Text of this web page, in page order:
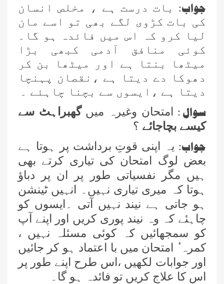
جواب: بات درست ہے ، مخلص انسان
کی بات کڑوی لگے بھی تو اسے مان
لیا کرو کہ اس میں فائدہ ہو گا۔
کوئی منافق آدمی کبھی بڑا
میٹھا بنتا ہے اور میٹھا بن کر
دھوکا دے دیتا ہے ،نقصان پہنچا
دیتا ہے ،ایسوں سے بچنا چاہئے ۔
سوال : امتحان وغیرہ میںگھبراہٹ سے
کیسے بچاجائے ؟
جواب: یہ اپنی قوتِ برداشت پر ہوتا ہے
بعض لوگ امتحان کی تیاری کرتے بھی
ہیں مگر نفسیاتی طور پر ان پر دباؤ
ہوتا کہ میری تیاری نہیں۔ انہیں ٹینشن
ہو جاتی ہے نیند نہیں آتی ۔ایسوں کو
چاہئے کہ وہ نیند پوری کریں اور اپنے آپ
کو سمجھائیں کہ کوئی مسئلہ نہیں ،
کمرہ ٔ امتحان میں با اعتماد ہو کر جائیں
اور جوابات لکھیں ،اس طرح اپنے طور پر
اس کا علاج کریں تو فائدہ ہو گا۔